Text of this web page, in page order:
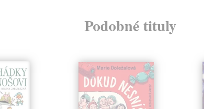
Podobné tituly